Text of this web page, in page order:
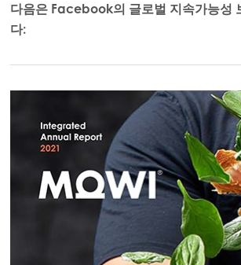
다음은 Facebook의 글로벌 지속가능성
다: